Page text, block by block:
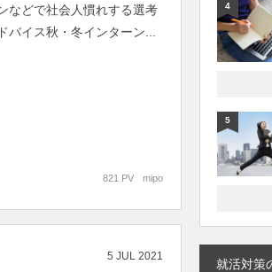
などで社会人慣れする選考
イス秋・冬インターン...
mipo
821 PV
5 JUL 2021
4
5
就活対策